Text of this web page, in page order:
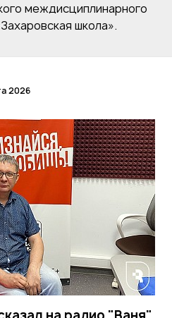
междисциплинарного
школа».
2026